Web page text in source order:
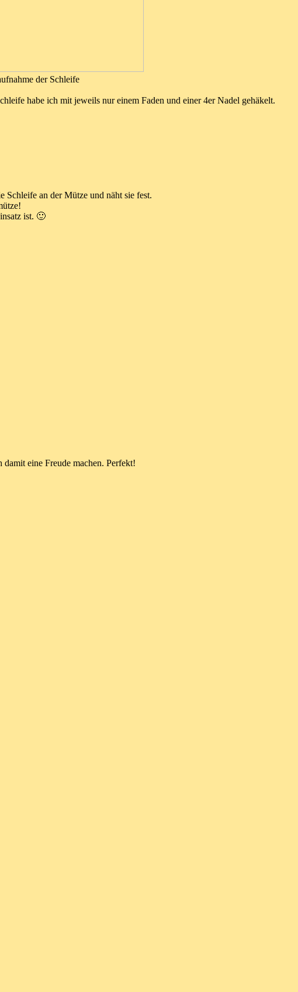
der Schleife
habe ich mit jeweils nur einem Faden und einer 4er Nadel gehäkelt.
Schleife an der Mütze und näht sie fest.
ist. 🙂
eine Freude machen. Perfekt!